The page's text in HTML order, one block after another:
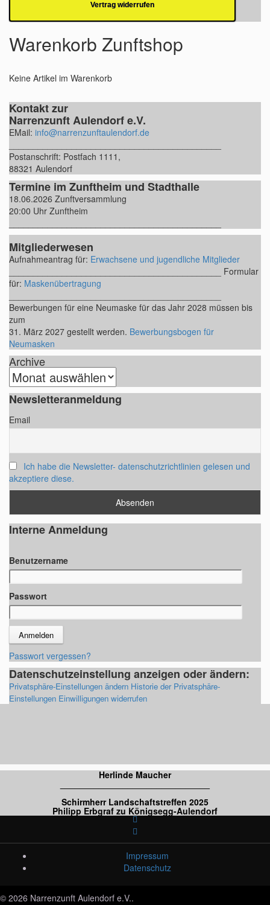
Vertrag widerrufen
Warenkorb Zunftshop
Keine Artikel im Warenkorb
Kontakt zur
Narrenzunft Aulendorf e.V.
EMail: info@narrenzunftaulendorf.de
Postanschrift: Postfach 1111,
88321 Aulendorf
Termine im Zunftheim und Stadthalle
18.06.2026 Zunftversammlung
20:00 Uhr Zunftheim
Mitgliederwesen
Aufnahmeantrag für: Erwachsene und jugendliche Mitglieder
____________________________________________ Formular
für: Maskenübertragung
Bewerbungen für eine Neumaske für das Jahr 2028 müssen bis
zum
31. März 2027 gestellt werden. Bewerbungsbogen für
Neumasken
Archive
A
r
c
h
v
Newsletteranmeldung
Email
Ich habe die Newsletter- datenschutzrichtlinien gelesen und
akzeptiere diese.
Interne Anmeldung
Benutzername
Passwort
Passwort vergessen?
Datenschutzeinstellung anzeigen oder ändern:
Privatsphäre-Einstellungen ändern Historie der Privatsphäre-
Einstellungen Einwilligungen widerrufen
Herlinde Maucher
Schirmherr Landschaftstreffen 2025
Philipp Erbgraf zu Königsegg-Aulendorf
Impressum
Datenschutz
© 2026 Narrenzunft Aulendorf e.V..